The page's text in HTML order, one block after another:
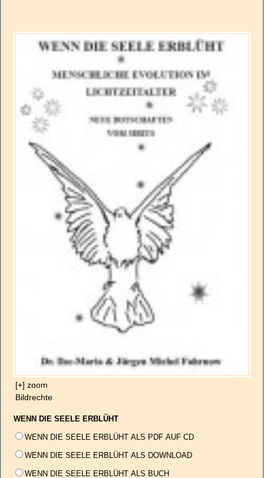
[+] zoom
Bildrechte
WENN DIE SEELE ERBLÜHT
WENN DIE SEELE ERBLÜHT ALS PDF AUF CD
WENN DIE SEELE ERBLÜHT ALS DOWNLOAD
WENN DIE SEELE ERBLÜHT ALS BUCH